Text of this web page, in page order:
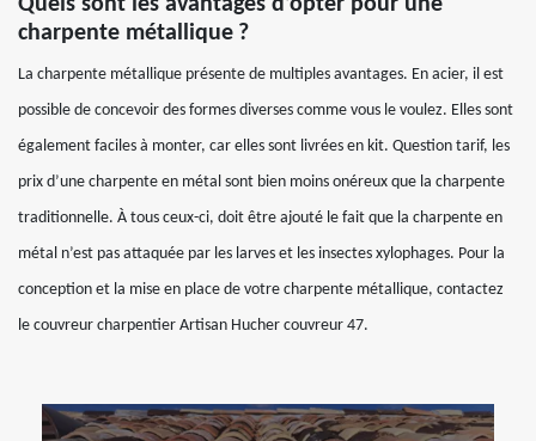
Quels sont les avantages d’opter pour une
charpente métallique ?
La charpente métallique présente de multiples avantages. En acier, il est
possible de concevoir des formes diverses comme vous le voulez. Elles sont
également faciles à monter, car elles sont livrées en kit. Question tarif, les
prix d’une charpente en métal sont bien moins onéreux que la charpente
traditionnelle. À tous ceux-ci, doit être ajouté le fait que la charpente en
métal n’est pas attaquée par les larves et les insectes xylophages. Pour la
conception et la mise en place de votre charpente métallique, contactez
le couvreur charpentier Artisan Hucher couvreur 47.